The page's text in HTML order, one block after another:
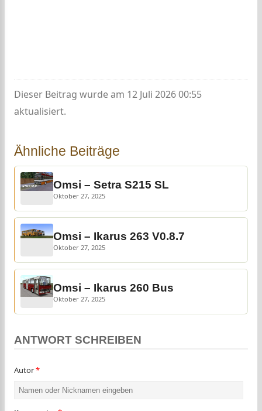
Dieser Beitrag wurde am 12 Juli 2026 00:55
aktualisiert.
Ähnliche Beiträge
Omsi – Setra S215 SL
Oktober 27, 2025
Omsi – Ikarus 263 V0.8.7
Oktober 27, 2025
Omsi – Ikarus 260 Bus
Oktober 27, 2025
ANTWORT SCHREIBEN
Autor*